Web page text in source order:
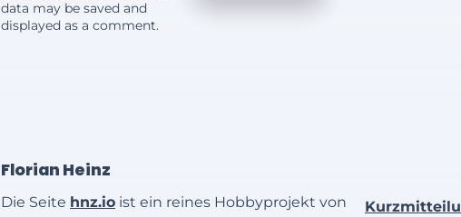
data may be saved and
displayed as a comment.
Florian Heinz
Die Seite hnz.io ist ein reines Hobbyprojekt von